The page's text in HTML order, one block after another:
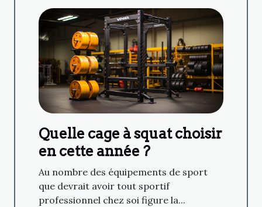
Quelle cage à squat choisir
en cette année ?
Au nombre des équipements de sport
que devrait avoir tout sportif
professionnel chez soi figure la...